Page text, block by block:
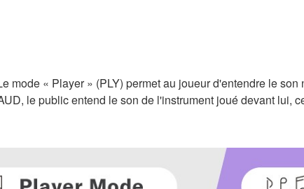
« Player » (PLY) permet au joueur d'entendre le
le public entend le son de l'instrument joué devant lui,